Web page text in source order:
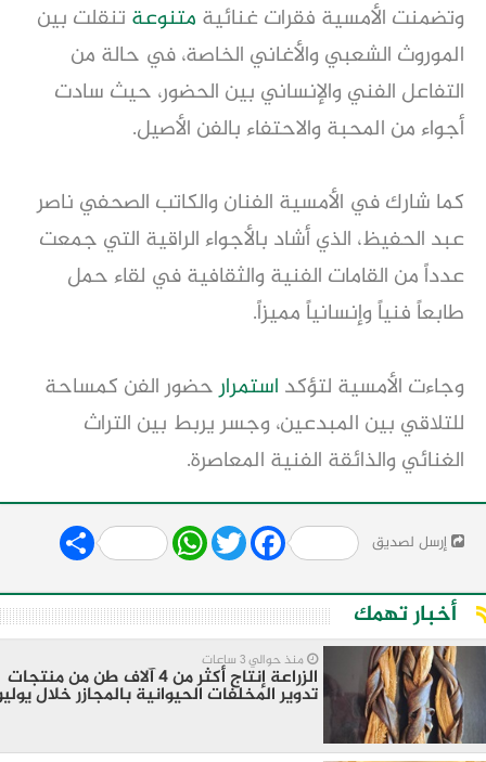
وتضمنت الأمسية فقرات غنائية متنوعة تنقلت بين
الموروث الشعبي والأغاني الخاصة، في حالة من
التفاعل الفني والإنساني بين الحضور، حيث سادت
أجواء من المحبة والاحتفاء بالفن الأصيل.
كما شارك في الأمسية الفنان والكاتب الصحفي ناصر
عبد الحفيظ، الذي أشاد بالأجواء الراقية التي جمعت
عدداً من القامات الفنية والثقافية في لقاء حمل
طابعاً فنياً وإنسانياً مميزاً.
وجاءت الأمسية لتؤكد استمرارحضور الفن كمساحة
للتلاقي بين المبدعين، وجسر يربط بين التراث
الغنائي والذائقة الفنية المعاصرة.
إرسل لصديق Share WhatsApp
Twitter Facebook
أخبار تهمك
منذ حوالي 3 ساعات
الزراعة إنتاج أكثر من 4 آلاف طن من منتجات
تدوير المخلفات الحيوانية بالمجازر خلال